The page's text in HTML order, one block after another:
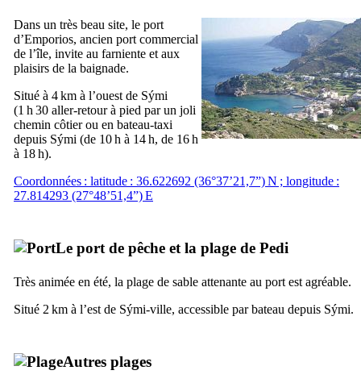
Dans un très beau site, le port
d’Emporios, ancien port commercial
de l’île, invite au farniente et aux
plaisirs de la baignade.
Situé à 4 km à l’ouest de Sými
(1 h 30 aller-retour à pied par un joli
chemin côtier ou en bateau-taxi
depuis Sými (de 10 h à 14 h, de 16 h
à 18 h).
Coordonnées : latitude : 36.622692 (36°37’21,7”) N ; longitude :
27.814293 (27°48’51,4”) E
Le port de pêche et la plage de Pedi
Très animée en été, la plage de sable attenante au port est agréable.
Situé 2 km à l’est de Sými-ville, accessible par bateau depuis Sými.
Autres plages